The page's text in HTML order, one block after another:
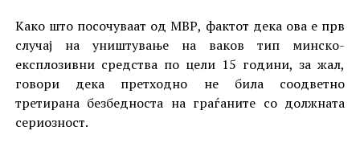
Како што посочуваат од МВР, фактот дека ова е прв
случај на уништување на ваков тип минско-
експлозивни средства по цели 15 години, за жал,
говори дека претходно не била соодветно
третирана безбедноста на граѓаните со должната
сериозност.